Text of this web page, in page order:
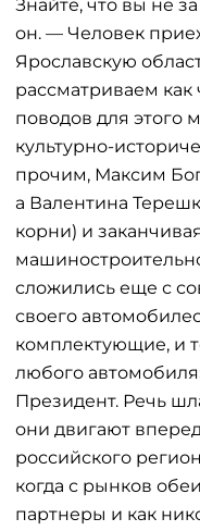
Знайте, что вы не
он. — Человек
Ярославскую
рассматриваем как
поводов для этого
культурно-
прочим, Максим
а Валентина
корни) и
сложились еще с
своего
комплектующие, и
любого
Президент. Речь
они двигают
российского
когда с рынков
партнеры и как